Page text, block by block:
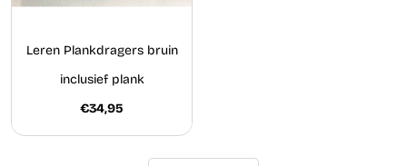
Leren Plankdragers bruin
inclusief plank
€34,95